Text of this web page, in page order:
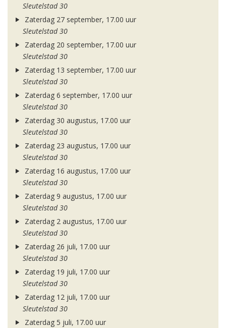
Sleutelstad 30
Zaterdag 27 september, 17.00 uur
Sleutelstad 30
Zaterdag 20 september, 17.00 uur
Sleutelstad 30
Zaterdag 13 september, 17.00 uur
Sleutelstad 30
Zaterdag 6 september, 17.00 uur
Sleutelstad 30
Zaterdag 30 augustus, 17.00 uur
Sleutelstad 30
Zaterdag 23 augustus, 17.00 uur
Sleutelstad 30
Zaterdag 16 augustus, 17.00 uur
Sleutelstad 30
Zaterdag 9 augustus, 17.00 uur
Sleutelstad 30
Zaterdag 2 augustus, 17.00 uur
Sleutelstad 30
Zaterdag 26 juli, 17.00 uur
Sleutelstad 30
Zaterdag 19 juli, 17.00 uur
Sleutelstad 30
Zaterdag 12 juli, 17.00 uur
Sleutelstad 30
Zaterdag 5 juli, 17.00 uur